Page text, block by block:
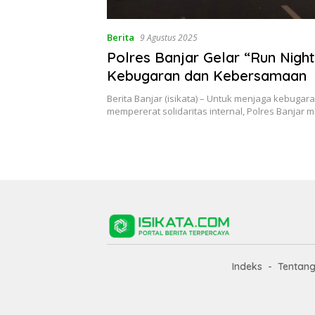
Berita 9 Agustus 2025
Polres Banjar Gelar “Run
Kebugaran dan Kebersamaan
Berita Banjar (isikata) – Untuk menjaga
mempererat solidaritas internal, Polres Banjar
Indeks